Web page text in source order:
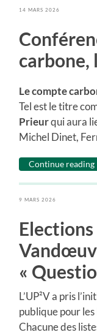
14 MARS 2026
carbone,
Le compte
Tel est le titre
Prieurqui aura
Michel Dinet,
Continue reading
9 MARS 2026
«
L’UP²V a pris
publique pour
Chacune des